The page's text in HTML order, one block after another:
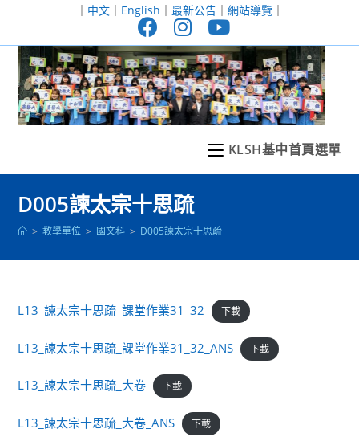
至
｜ 中文｜ English ｜ 最新公告｜ 網站導覽｜
KLSH基中首頁選單
D005諫太宗十思疏
> 教學單位 > 國文科 > D005諫太宗十思疏
L13_諫太宗十思疏_課堂作業31_32 下載
L13_諫太宗十思疏_課堂作業31_32_ANS 下載
L13_諫太宗十思疏_大卷 下載
L13_諫太宗十思疏_大卷_ANS 下載